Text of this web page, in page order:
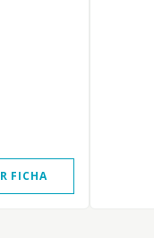
FICHA